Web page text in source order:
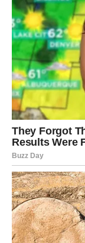
niste ni tražili.
Poruka
Ne ignorišite
RIBE
NAJVEĆE
VAMA
Ribe su znak
otkrivaju. Već
dolazi, a sada
razmisljanja.